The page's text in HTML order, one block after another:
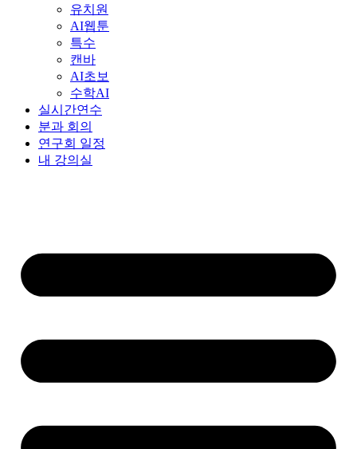
유치원
AI웹툰
특수
캔바
AI초보
수학AI
실시간연수
분과 회의
연구회 일정
내 강의실